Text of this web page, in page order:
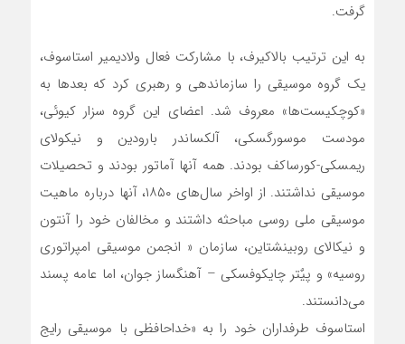
گرفت.
به این ترتیب بالاکیرف، با مشارکت فعال ولادیمیر استاسوف،
یک گروه موسیقی را سازماندهی و رهبری کرد که بعدها به
«کوچکیست‌ها» معروف شد. اعضای این گروه سزار کیوئی،
مودست موسورگسکی، آلکساندر بارودین و ​​نیکولای
ریمسکی-کورساکف بودند. همه آنها آماتور بودند و تحصیلات
موسیقی نداشتند. از اواخر سال‌های ۱۸۵۰، آنها درباره ماهیت
موسیقی ملی روسی مباحثه داشتند و مخالفان خود را آنتون
و نیکالای روبینشتاین، سازمان « انجمن موسیقی امپراتوری
روسیه» و پیٌتر چایکوفسکی – آهنگساز جوان، اما عامه پسند
می‌دانستند.
استاسوف طرفداران خود را به «خداحافظی با موسیقی رایج